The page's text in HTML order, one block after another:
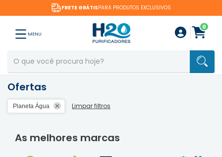
FRETE GRÁTISPARA PRODUTOS EXCLUSIVOS
MENU
0
Ofertas
Planeta Água Limpar filtros
As melhores marcas